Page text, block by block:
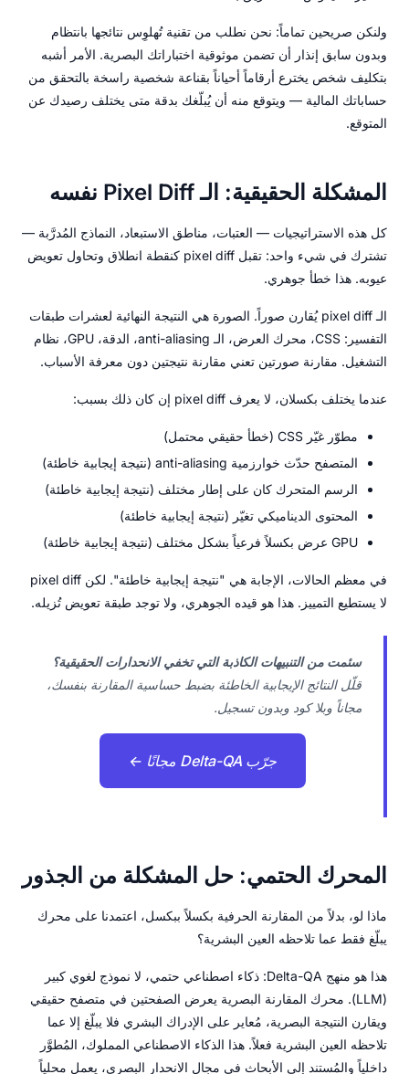
ولنكن صريحين تماماً: نحن نطلب من تقنية تُهلوِس نتائجها بانتظام
وبدون سابق إنذار أن تضمن موثوقية اختباراتك البصرية. الأمر أشبه
بتكليف شخص يخترع أرقاماً أحياناً بقناعة شخصية راسخة بالتحقق من
حساباتك المالية — ويتوقع منه أن يُبلّغك بدقة متى يختلف رصيدك عن
المتوقع.
المشكلة الحقيقية: الـ Pixel Diff نفسه
كل هذه الاستراتيجيات — العتبات، مناطق الاستبعاد، النماذج المُدرَّبة —
تشترك في شيء واحد: تقبل pixel diff كنقطة انطلاق وتحاول تعويض
عيوبه. هذا خطأ جوهري.
الـ pixel diff يُقارن صوراً. الصورة هي النتيجة النهائية لعشرات طبقات
التفسير: CSS، محرك العرض، الـ anti-aliasing، الدقة، GPU، نظام
التشغيل. مقارنة صورتين تعني مقارنة نتيجتين دون معرفة الأسباب.
عندما يختلف بكسلان، لا يعرف pixel diff إن كان ذلك بسبب:
مطوّر غيّر CSS (خطأ حقيقي محتمل)
المتصفح حدّث خوارزمية anti-aliasing (نتيجة إيجابية خاطئة)
الرسم المتحرك كان على إطار مختلف (نتيجة إيجابية خاطئة)
المحتوى الديناميكي تغيّر (نتيجة إيجابية خاطئة)
GPU عرض بكسلاً فرعياً بشكل مختلف (نتيجة إيجابية خاطئة)
في معظم الحالات، الإجابة هي "نتيجة إيجابية خاطئة". لكن pixel diff
لا يستطيع التمييز. هذا هو قيده الجوهري، ولا توجد طبقة تعويض تُزيله.
سئمت من التنبيهات الكاذبة التي تخفي الانحدارات الحقيقية؟
قلّل النتائج الإيجابية الخاطئة بضبط حساسية المقارنة بنفسك،
مجاناً وبلا كود وبدون تسجيل.
جرّب Delta-QA مجانًا ←
المحرك الحتمي: حل المشكلة من الجذور
ماذا لو، بدلاً من المقارنة الحرفية بكسلاً ببكسل، اعتمدنا على محرك
يبلّغ فقط عما تلاحظه العين البشرية؟
هذا هو منهج Delta-QA: ذكاء اصطناعي حتمي، لا نموذج لغوي كبير
(LLM). محرك المقارنة البصرية يعرض الصفحتين في متصفح حقيقي
ويقارن النتيجة البصرية، مُعاير على الإدراك البشري فلا يبلّغ إلا عما
تلاحظه العين البشرية فعلاً. هذا الذكاء الاصطناعي المملوك، المُطوَّر
داخلياً والمُستند إلى الأبحاث في مجال الانحدار البصري، يعمل محلياً